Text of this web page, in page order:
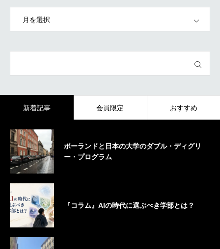
新着記事 会員限定 おすすめ
ポーランドと日本の大学のダブル・ディグリ
ー・プログラム
『コラム』AIの時代に選ぶべき学部とは？